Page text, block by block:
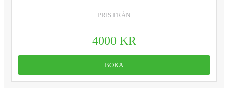
PRIS FRÅN
4000 KR
BOKA